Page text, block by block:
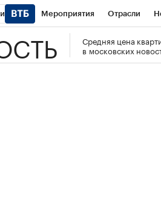
Мероприятия Отрасли
РБК Курсы РБК Life
Средняя цена
в московских